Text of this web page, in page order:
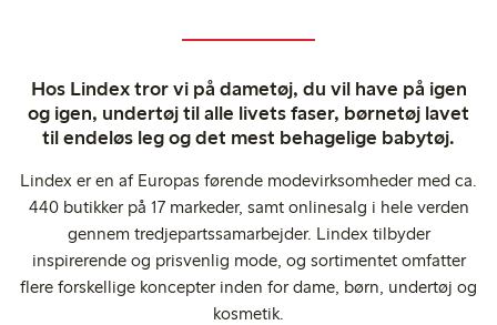
Hos Lindex tror vi på dametøj, du vil have på igen
og igen, undertøj til alle livets faser, børnetøj lavet
til endeløs leg og det mest behagelige babytøj.
Lindex er en af Europas førende modevirksomheder med ca.
440 butikker på 17 markeder, samt onlinesalg i hele verden
gennem tredjepartssamarbejder. Lindex tilbyder
inspirerende og prisvenlig mode, og sortimentet omfatter
flere forskellige koncepter inden for dame, børn, undertøj og
kosmetik.